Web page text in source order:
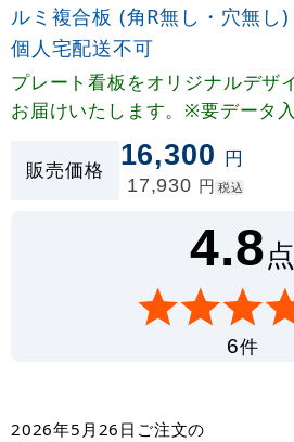
ルミ複合板 (角R無し・穴無
個人宅配送不可
プレート看板をオリジナルデザ
お届けいたします。※要データ
販売価格 16,300 円
17,930 円 税込
4.8点
6件
2026年5月26日 ご注文の